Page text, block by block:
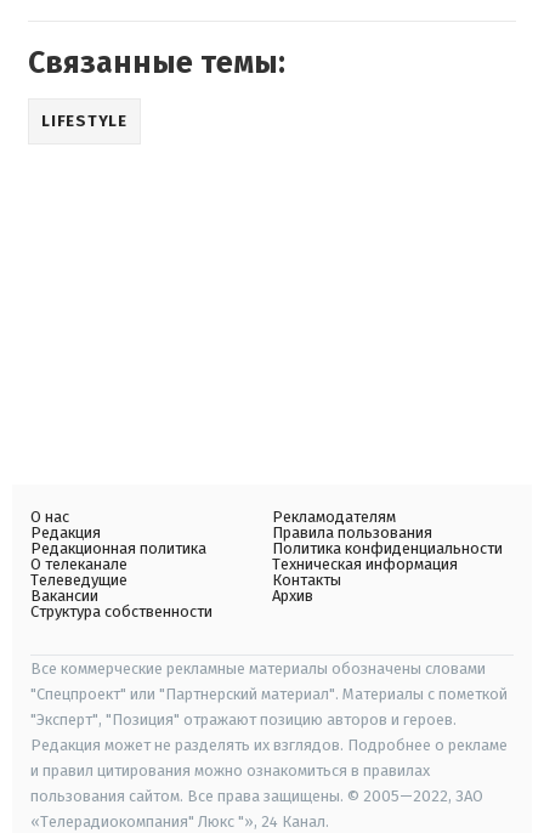
Связанные темы:
LIFESTYLE
О нас
Редакция
Редакционная политика
О телеканале
Телеведущие
Вакансии
Структура собственности
Рекламодателям
Правила пользования
Политика конфиденциальности
Техническая информация
Контакты
Архив
Все коммерческие рекламные материалы обозначены словами
"Спецпроект" или "Партнерский материал". Материалы с пометкой
"Эксперт", "Позиция" отражают позицию авторов и героев.
Редакция может не разделять их взглядов. Подробнее о рекламе
и правил цитирования можно ознакомиться в правилах
пользования сайтом. Все права защищены. © 2005—2022, ЗАО
«Телерадиокомпания" Люкс "», 24 Канал.